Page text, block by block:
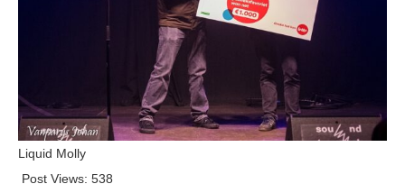
Liquid Molly
Post Views: 538